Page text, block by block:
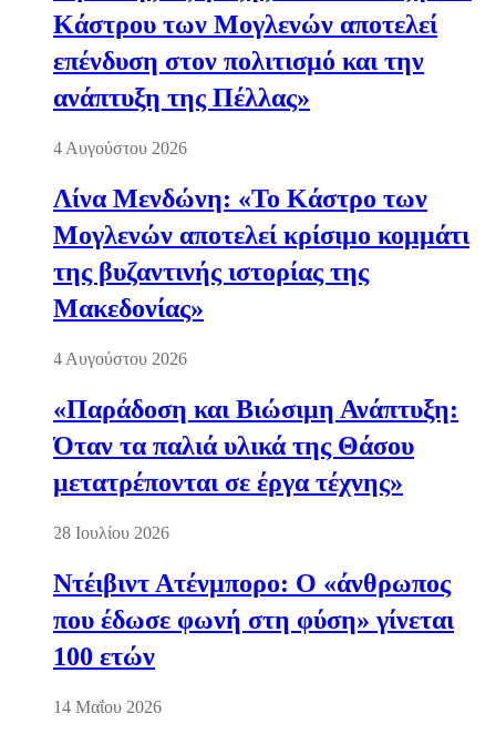
Κάστρου των Μογλενών αποτελεί
επένδυση στον πολιτισμό και την
ανάπτυξη της Πέλλας»
4 Αυγούστου 2026
Λίνα Μενδώνη: «Το Κάστρο των
Μογλενών αποτελεί κρίσιμο κομμάτι
της βυζαντινής ιστορίας της
Μακεδονίας»
4 Αυγούστου 2026
«Παράδοση και Βιώσιμη Ανάπτυξη:
Όταν τα παλιά υλικά της Θάσου
μετατρέπονται σε έργα τέχνης»
28 Ιουλίου 2026
Ντέιβιντ Ατένμπορο: Ο «άνθρωπος
που έδωσε φωνή στη φύση» γίνεται
100 ετών
14 Μαΐου 2026